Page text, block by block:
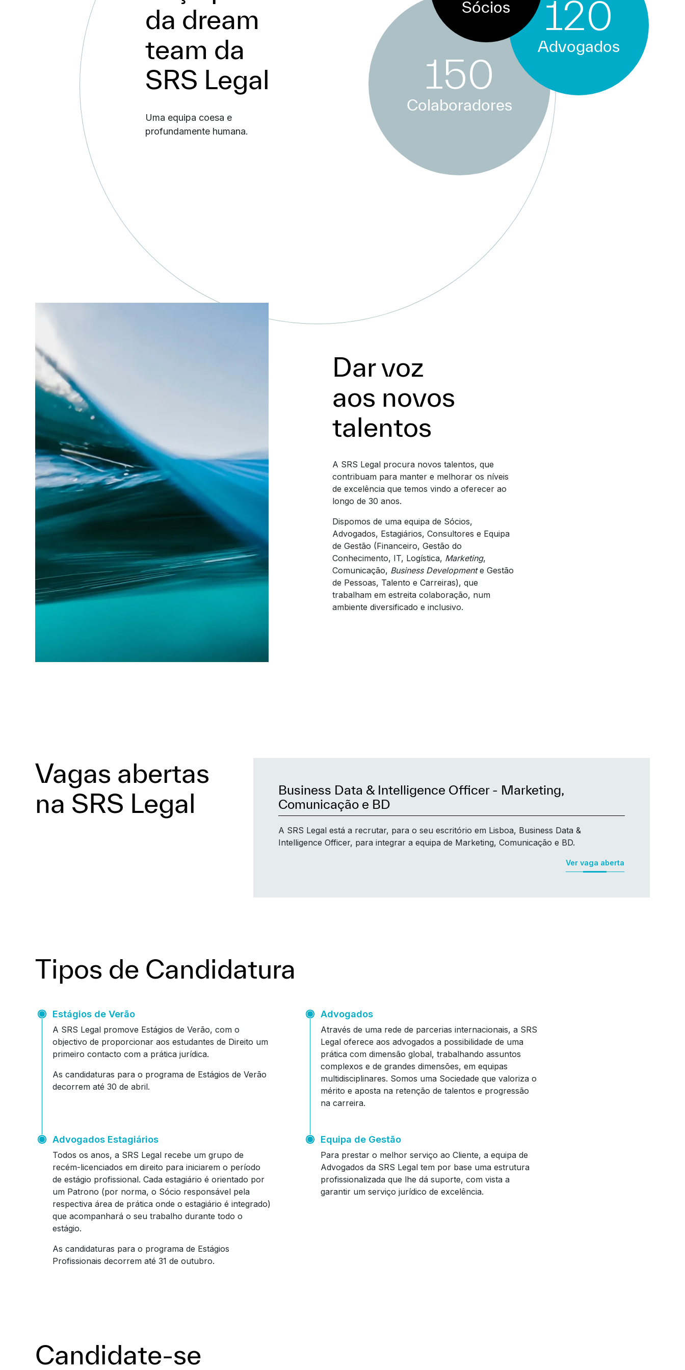
da dream
team da
SRS Legal
Uma equipa coesa e
profundamente humana.
Sócios 120
Advogados
150
Colaboradores
Dar voz
aos novos
talentos
A SRS Legal procura novos talentos, que
contribuam para manter e melhorar os níveis
de excelência que temos vindo a oferecer ao
longo de 30 anos.
Dispomos de uma equipa de Sócios,
Advogados, Estagiários, Consultores e Equipa
de Gestão (Financeiro, Gestão do
Conhecimento, IT, Logística, Marketing,
Comunicação, Business Developmente Gestão
de Pessoas, Talento e Carreiras), que
trabalham em estreita colaboração, num
ambiente diversificado e inclusivo.
Vagas abertas
na SRS Legal
Business Data & Intelligence Officer - Marketing,
Comunicação e BD
A SRS Legal está a recrutar, para o seu escritório em Lisboa, Business Data &
Intelligence Officer, para integrar a equipa de Marketing, Comunicação e BD.
Ver vaga aberta
Tipos de Candidatura
Estágios de Verão
A SRS Legal promove Estágios de Verão, com o
objectivo de proporcionar aos estudantes de Direito um
primeiro contacto com a prática jurídica.
As candidaturas para o programa de Estágios de Verão
decorrem até 30 de abril.
Advogados
Através de uma rede de parcerias internacionais, a SRS
Legal oferece aos advogados a possibilidade de uma
prática com dimensão global, trabalhando assuntos
complexos e de grandes dimensões, em equipas
multidisciplinares. Somos uma Sociedade que valoriza o
mérito e aposta na retenção de talentos e progressão
na carreira.
Advogados Estagiários
Todos os anos, a SRS Legal recebe um grupo de
recém-licenciados em direito para iniciarem o período
de estágio profissional. Cada estagiário é orientado por
um Patrono (por norma, o Sócio responsável pela
respectiva área de prática onde o estagiário é integrado)
que acompanhará o seu trabalho durante todo o
estágio.
As candidaturas para o programa de Estágios
Profissionais decorrem até 31 de outubro.
Equipa de Gestão
Para prestar o melhor serviço ao Cliente, a equipa de
Advogados da SRS Legal tem por base uma estrutura
profissionalizada que lhe dá suporte, com vista a
garantir um serviço jurídico de excelência.
Candidate-se